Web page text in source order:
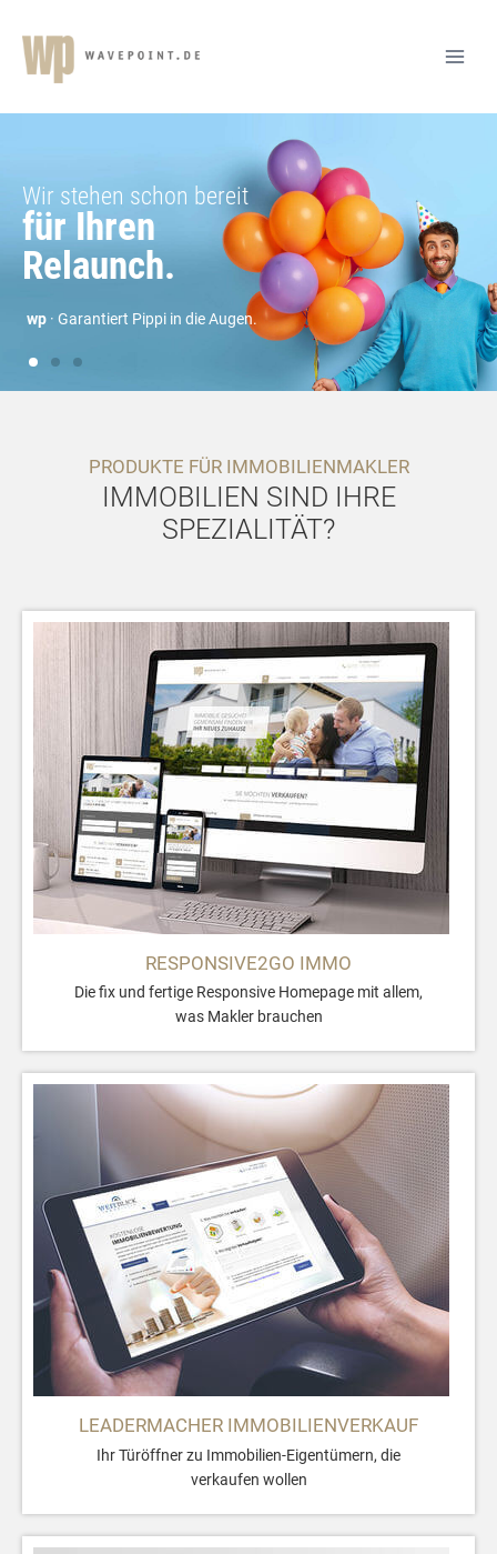
PRODUKTE FÜR IMMOBILIENMAKLER
IMMOBILIEN SIND IHRE
SPEZIALITÄT?
RESPONSIVE2GO IMMO
Die fix und fertige Responsive Homepage mit allem,
was Makler brauchen
LEADERMACHER IMMOBILIENVERKAUF
Ihr Türöffner zu Immobilien-Eigentümern, die
verkaufen wollen